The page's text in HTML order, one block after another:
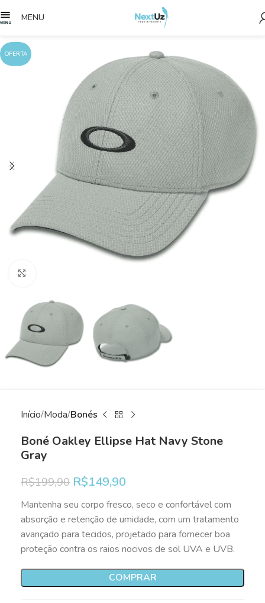
MENU
OFERTA
Início Moda Bonés
Boné Oakley Ellipse Hat Navy Stone
Gray
R$199,90 R$149,90
Mantenha seu corpo fresco, seco e confortável com
absorção e retenção de umidade, com um tratamento
avançado para tecidos, projetado para fornecer boa
proteção contra os raios nocivos de sol UVA e UVB.
COMPRAR